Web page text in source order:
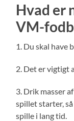
Hvad er
VM-
1. Du skal have
2. Det er vigtigt
3. Drik masser
spillet starter,
spille i lang tid.